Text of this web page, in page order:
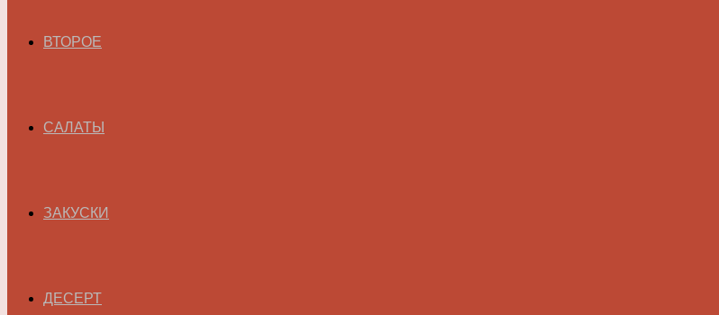
ВТОРОЕ
САЛАТЫ
ЗАКУСКИ
ДЕСЕРТ